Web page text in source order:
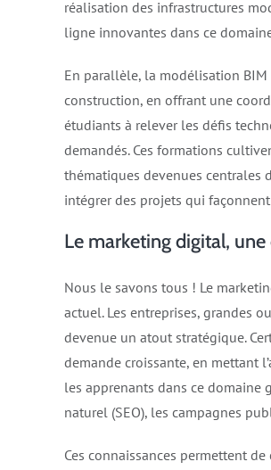
réalisation des infrastructures
ligne innovantes dans ce
En parallèle, la modélisation
construction, en offrant une
étudiants à relever les défis
demandés. Ces formations
thématiques devenues centrales
intégrer des projets qui façonnent
Le marketing digital,
Nous le savons tous ! Le
actuel. Les entreprises, grandes
devenue un atout stratégique.
demande croissante, en mettant
les apprenants dans ce domaine
naturel (SEO), les campagnes
Ces connaissances permettent